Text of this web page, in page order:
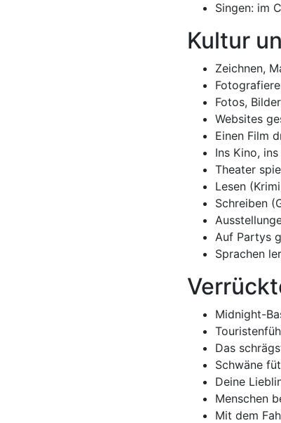
Singen: im
Kultur
Zeichnen,
Fotos,
Websites
Einen Film
Ins Kino,
Theater
Lesen
Schreiben
Auf Partys
Sprachen
Midnight-
Das
Schwäne
Deine
Menschen
Mit dem